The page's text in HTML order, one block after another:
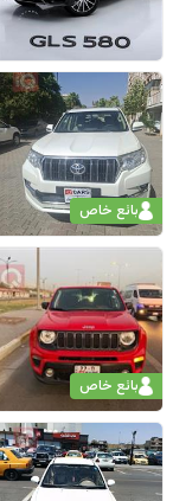
بائع خاص
بائع خاص